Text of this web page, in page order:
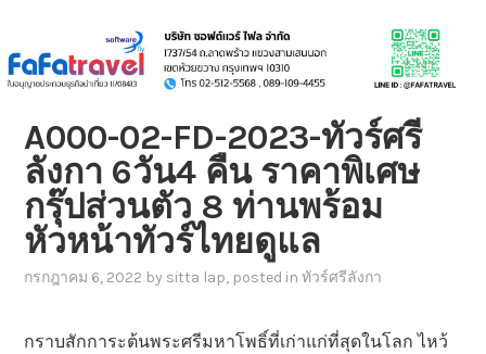
A000-02-FD-2023-ทัวร์ศรี
ลังกา 6วัน4 คืน ราคาพิเศษ
กรุ๊ปส่วนตัว 8 ท่านพร้อม
หัวหน้าทัวร์ไทยดูแล
กรกฎาคม 6, 2022 by sitta lap, posted inทัวร์ศรีลังกา
กราบสักการะต้นพระศรีมหาโพธิ์ที่เก่าแก่ที่สุดในโลก ไหว้